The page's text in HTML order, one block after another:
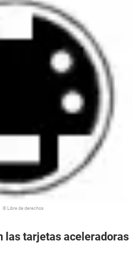
© Libre de derechos
las tarjetas aceleradoras